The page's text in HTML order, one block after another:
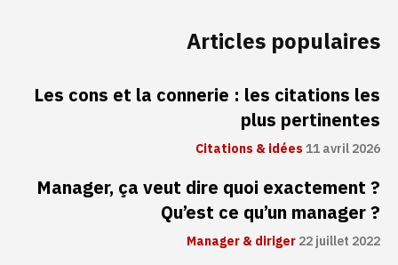
Articles populaires
Les cons et la connerie : les citations les
plus pertinentes
Citations & idées11 avril 2026
Manager, ça veut dire quoi exactement ?
Qu’est ce qu’un manager ?
Manager & diriger22 juillet 2022